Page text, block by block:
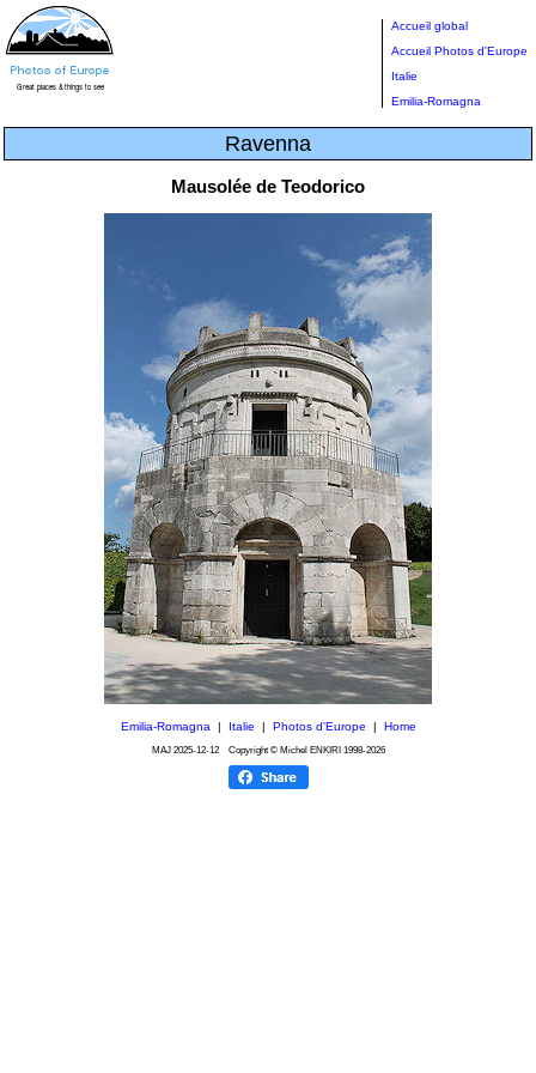
Accueil global
Accueil Photos d'Europe
Italie
Emilia-Romagna
Ravenna
Mausolée de Teodorico
Emilia-Romagna| Italie Photos d'Europe Home
MAJ 2025-12-12Copyright © Michel ENKIRI 1998-2026